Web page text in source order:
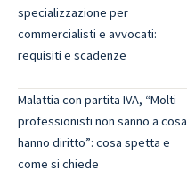
specializzazione per
commercialisti e avvocati:
requisiti e scadenze
Malattia con partita IVA, “Molti
professionisti non sanno a cosa
hanno diritto”: cosa spetta e
come si chiede